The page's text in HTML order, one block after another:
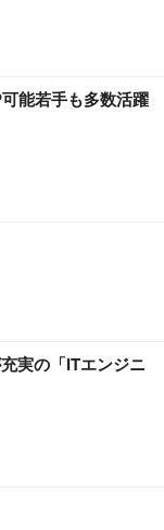
能若手も多数活躍
実の「ITエンジニ